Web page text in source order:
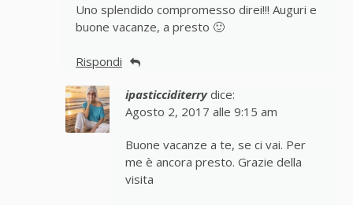
Uno splendido compromesso direi!!! Auguri e
buone vacanze, a presto 🙂
Rispondi
ipasticciditerry dice:
Agosto 2, 2017 alle 9:15 am
Buone vacanze a te, se ci vai. Per
me è ancora presto. Grazie della
visita